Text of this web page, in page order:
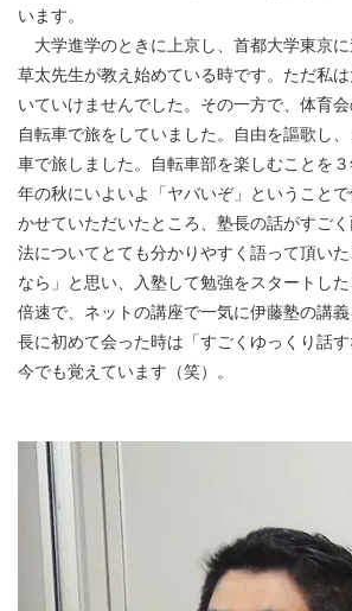
います。
大学進学のときに上京し、首都大学東京
草太先生が教え始めている時です。ただ私
いていけませんでした。その一方で、体育会
自転車で旅をしていました。自由を謳歌し
車で旅しました。自転車部を楽しむことを
年の秋にいよいよ「ヤバいぞ」ということ
かせていただいたところ、塾長の話がすご
法についてとても分かりやすく語って頂い
なら」と思い、入塾して勉強をスタートし
倍速で、ネットの講座で一気に伊藤塾の講
長に初めて会った時は「すごくゆっくり話
今でも覚えています（笑）。